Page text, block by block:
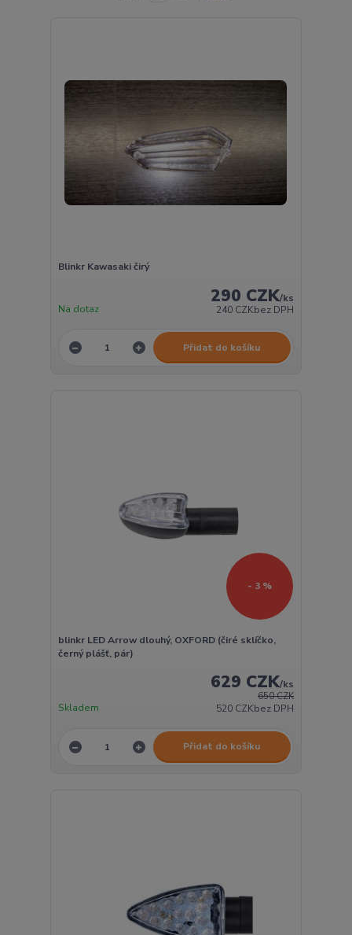
Blinkr Kawasaki čirý
290 CZK/ks
240 CZKbez DPH
Na dotaz
Přidat do košíku
- 3 %
blinkr LED Arrow dlouhý, OXFORD (čiré sklíčko,
černý plášť, pár)
650 CZK
629 CZK/ks
520 CZKbez DPH
Skladem
Přidat do košíku